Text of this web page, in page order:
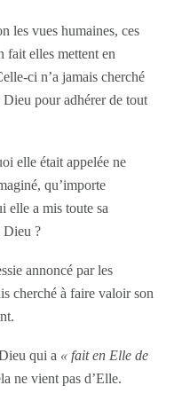
les vues humaines, ces
fait elles mettent en
ci n’a jamais cherché
Dieu pour adhérer de tout
elle était appelée ne
qu’importe
elle a mis toute sa
Dieu ?
annoncé par les
cherché à faire valoir son
qui a « fait en Elle de
ne vient pas d’Elle.